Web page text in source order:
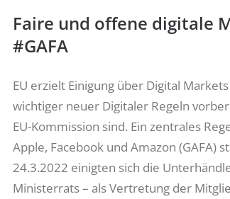
Faire und offene digitale
#GAFA
EU erzielt Einigung über Digital
wichtiger neuer Digitaler Regeln
EU-Kommission sind. Ein zentrales
Apple, Facebook und Amazon (GAFA)
24.3.2022 einigten sich die
Ministerrats – als Vertretung der